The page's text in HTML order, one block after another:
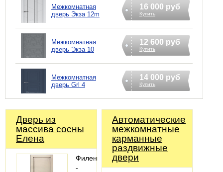
Межкомнатная
дверь Экзa 12m
16 000 руб
Купить
Межкомнатная
дверь Экзa 10
12 600 руб
Купить
Межкомнатная
дверь Grl 4
14 000 руб
Купить
Дверь из
массива сосны
Елена
Филенки
-
Автоматические
межкомнатные
карманные
раздвижные
двери